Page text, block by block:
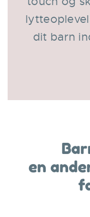
dit barn
en